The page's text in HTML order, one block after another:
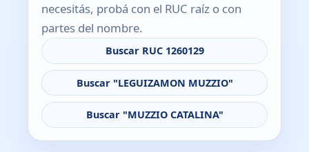
necesitás, probá con el RUC raíz o con
partes del nombre.
Buscar RUC 1260129
Buscar "LEGUIZAMON MUZZIO"
Buscar "MUZZIO CATALINA"